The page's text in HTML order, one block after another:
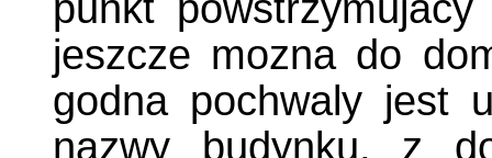
jeszcze mozna do
godna pochwaly jest
nazwy budynku, z